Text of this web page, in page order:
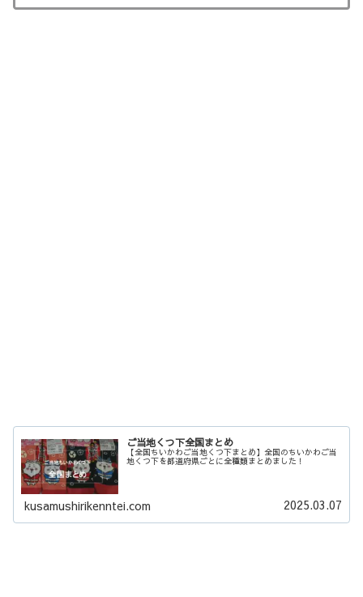
ご当地くつ下全国まとめ
【全国ちいかわご当地くつ下まとめ】全国のちいかわご当
地くつ下を都道府県ごとに全種類まとめました！
kusamushirikenntei.com 2025.03.07